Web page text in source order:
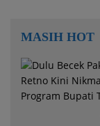
MASIH HOT